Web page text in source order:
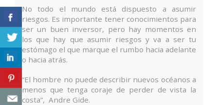
No todo el mundo está dispuesto a asumir
riesgos. Es importante tener conocimientos para
ser un buen inversor, pero hay momentos en
los que hay que asumir riesgos y va a ser tu
estómago el que marque el rumbo hacia adelante
o hacia atrás.
“El hombre no puede describir nuevos océanos a
menos que tenga coraje de perder de vista la
costa”, Andre Gide.